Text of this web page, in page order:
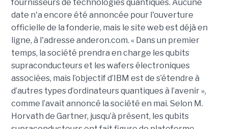
fournisseurs de technologies quantiques. Aucune
date n'a encore été annoncée pour l'ouverture
officielle de la fonderie, mais le site web est déjà en
ligne, à l'adresse anderon.com. « Dans un premier
temps, la société prendra en charge les qubits
supraconducteurs et les wafers électroniques
associées, mais l’objectif d’IBM est de s’étendre à
d’autres types d’ordinateurs quantiques à l’avenir »,
comme l’avait annoncé la société en mai. Selon M.
Horvath de Gartner, jusqu’à présent, les qubits